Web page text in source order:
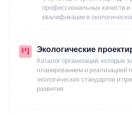
профессиональных качеств
квалификации в
Экологические
Каталог организаций, которые
планированием и реализацией
экологических стандартов и
развития